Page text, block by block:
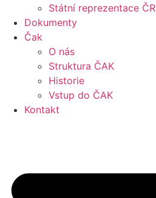
Státní reprezentace ČR
Dokumenty
Čak
O nás
Struktura ČAK
Historie
Vstup do ČAK
Kontakt